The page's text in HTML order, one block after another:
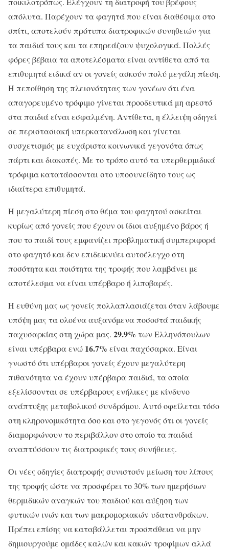
απόλυτα. Παρέχουν τα φαγητά που είναι διαθέσιμα στο
σπίτι, αποτελούν πρότυπα διατροφικών συνηθειών για
τα παιδιά τους και τα επηρεάζουν ψυχολογικά. Πολλές
φόρες βέβαια τα αποτελέσματα είναι αντίθετα από τα
επιθυμητά ειδικά αν οι γονείς ασκούν πολύ μεγάλη πίεση.
Η πεποίθηση της πλειονότητας των γονέων ότι ένα
απαγορευμένο τρόφιμο γίνεται προοδευτικά μη αρεστό
στα παιδιά είναι εσφαλμένη. Αντίθετα, η έλλειψη οδηγεί
σε περιστασιακή υπερκατανάλωση και γίνεται
συσχετισμός με ευχάριστα κοινωνικά γεγονότα όπως
πάρτι και διακοπές. Με το τρόπο αυτό τα υπερθερμιδικά
τρόφιμα κατατάσσονται στο υποσυνείδητο τους ως
ιδιαίτερα επιθυμητά.
Η μεγαλύτερη πίεση στο θέμα του φαγητού ασκείται
κυρίως από γονείς που έχουν οι ίδιοι αυξημένο βάρος ή
που το παιδί τους εμφανίζει προβληματική συμπεριφορά
στο φαγητό και δεν επιδεικνύει αυτοέλεγχο στη
ποσότητα και ποιότητα της τροφής που λαμβάνει με
αποτέλεσμα να είναι υπέρβαρο ή λιποβαρές.
Η ευθύνη μας ως γονείς πολλαπλασιάζεται όταν λάβουμε
υπόψη μας τα ολοένα αυξανόμενα ποσοστά παιδικής
παχυσαρκίας στη χώρα μας. 29.9% των Ελληνόπουλων
είναι υπέρβαρα ενώ 16.7% είναι παχύσαρκα. Είναι
γνωστό ότι υπέρβαροι γονείς έχουν μεγαλύτερη
πιθανότητα να έχουν υπέρβαρα παιδιά, τα οποία
εξελίσσονται σε υπέρβαρους ενήλικες με κίνδυνο
ανάπτυξης μεταβολικού συνδρόμου. Αυτό οφείλεται τόσο
στη κληρονομικότητα όσο και στο γεγονός ότι οι γονείς
διαμορφώνουν το περιβάλλον στο οποίο τα παιδιά
αναπτύσσουν τις διατροφικές τους συνήθειες.
Οι νέες οδηγίες διατροφής συνιστούν μείωση του λίπους
της τροφής ώστε να προσφέρει το 30% των ημερήσιων
θερμιδικών αναγκών του παιδιού και αύξηση των
φυτικών ινών και των μακρομοριακών υδατανθράκων.
Πρέπει επίσης να καταβάλλεται προσπάθεια να μην
δημιουργούμε ομάδες καλών και κακών τροφίμων αλλά